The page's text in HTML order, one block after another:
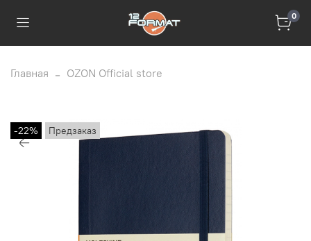
0
Главная OZON Official store
-22% Предзаказ